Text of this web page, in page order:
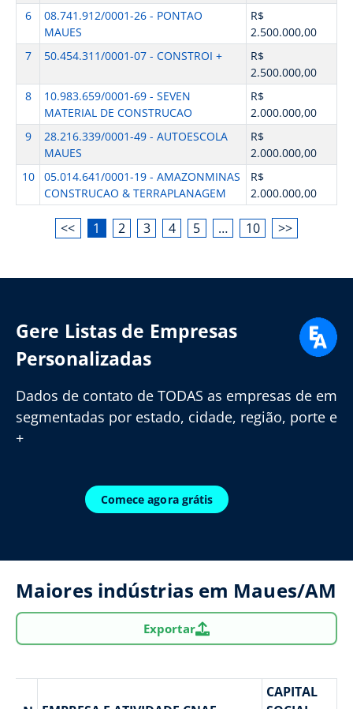
6
08.741.912/0001-26 - PONTAO
MAUES
R$
2.500.000,00
7
50.454.311/0001-07 - CONSTROI +
R$
2.500.000,00
8
10.983.659/0001-69 - SEVEN
MATERIAL DE CONSTRUCAO
R$
2.000.000,00
9
28.216.339/0001-49 - AUTOESCOLA
MAUES
R$
2.000.000,00
10
05.014.641/0001-19 - AMAZONMINAS
CONSTRUCAO & TERRAPLANAGEM
R$
2.000.000,00
<< 1 2 3 4 5 … 10 >>
Gere Listas de Empresas
Personalizadas
Dados de contato de TODAS as empresas de em
segmentadas por estado, cidade, região, porte e
+
Comece agora grátis
Maiores indústrias em Maues/AM
Exportar
CAPITAL